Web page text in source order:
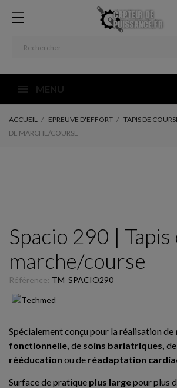
MENU
ACCUEIL EPREUVE D'EFFORT TAPIS DE
DE MARCHE/COURSE
Spacio 290 | Tapis
marche/course
Référence: TM_SPACIO290
Spécialement conçu pour la réalisation de
fonctionnelle, de soins bariatriques, de
rééducation ou de réadaptation
Surface de pratique plus largepour plus